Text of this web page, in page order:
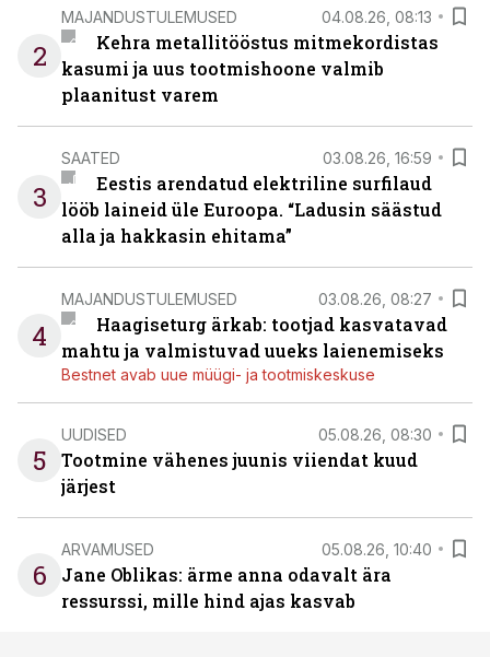
2
MAJANDUSTULEMUSED 04.08.26, 08:13
Kehra metallitööstus mitmekordistas
kasumi ja uus tootmishoone valmib
plaanitust varem
3
SAATED 03.08.26, 16:59
Eestis arendatud elektriline surfilaud
lööb laineid üle Euroopa. “Ladusin säästud
alla ja hakkasin ehitama”
4
MAJANDUSTULEMUSED 03.08.26, 08:27
Haagiseturg ärkab: tootjad kasvatavad
mahtu ja valmistuvad uueks laienemiseks
Bestnet avab uue müügi- ja tootmiskeskuse
5
UUDISED 05.08.26, 08:30
Tootmine vähenes juunis viiendat kuud
järjest
6
ARVAMUSED 05.08.26, 10:40
Jane Oblikas: ärme anna odavalt ära
ressurssi, mille hind ajas kasvab